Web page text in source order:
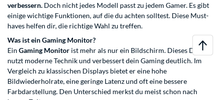
verbessern. Doch nicht jedes Modell passt zu jedem Gamer. Es gibt
einige wichtige Funktionen, auf die du achten solltest. Diese Must-
haves helfen dir, die richtige Wahl zu treffen.
Was ist ein Gaming Monitor?
Ein Gaming Monitor ist mehr als nur ein Bildschirm. Dieses Display
nutzt moderne Technik und verbessert dein Gaming deutlich. Im
Vergleich zu klassischen Displays bietet er eine hohe
Bildwiederholrate, eine geringe Latenz und oft eine bessere
Farbdarstellung. Den Unterschied merkst du meist schon nach